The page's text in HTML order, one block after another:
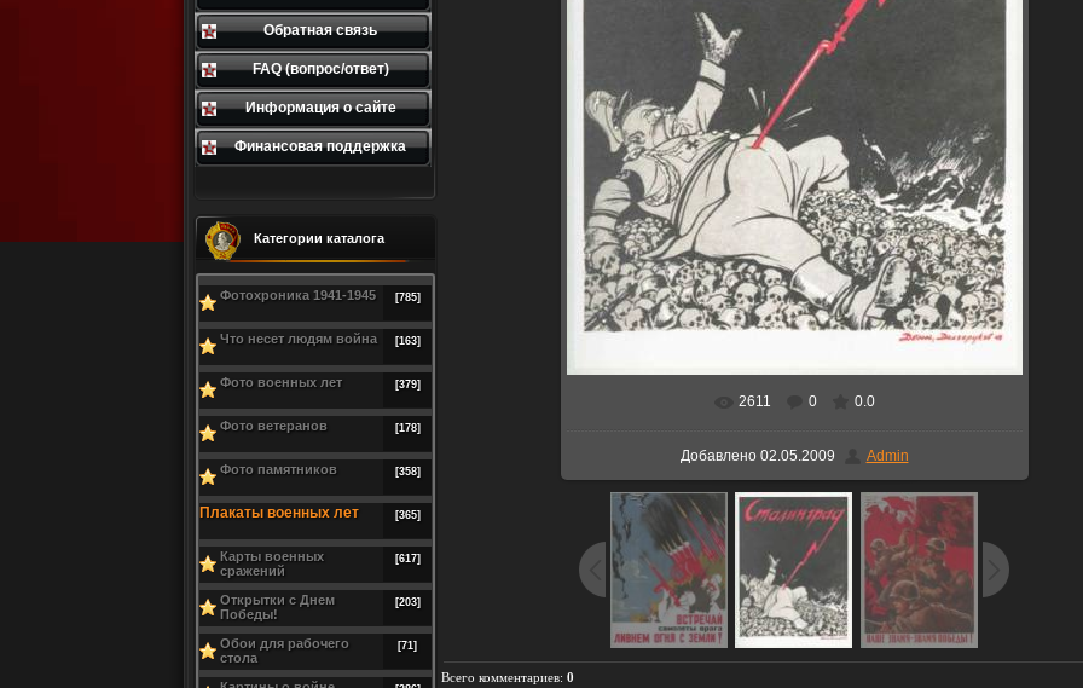
Обратная связь
FAQ (вопрос/ответ)
Информация о сайте
Финансовая поддержка
Категории каталога
Фотохроника 1941-1945 [785]
Что несет людям война [163]
Фото военных лет [379]
Фото ветеранов [178]
Фото памятников [358]
Плакаты военных лет [365]
Карты военных
сражений
[617]
Открытки с Днем
Победы!
[203]
Обои для рабочего
стола
[71]
В реальном размере 453x600
2611 0 0.0
Добавлено02.05.2009 Admin
Всего комментариев: 0